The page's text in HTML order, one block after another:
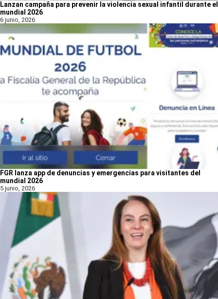
Lanzan campaña para prevenir la violencia sexual infantil durante el
mundial 2026
6 junio, 2026
FGR lanza app de denuncias y emergencias para visitantes del
mundial 2026
5 junio, 2026